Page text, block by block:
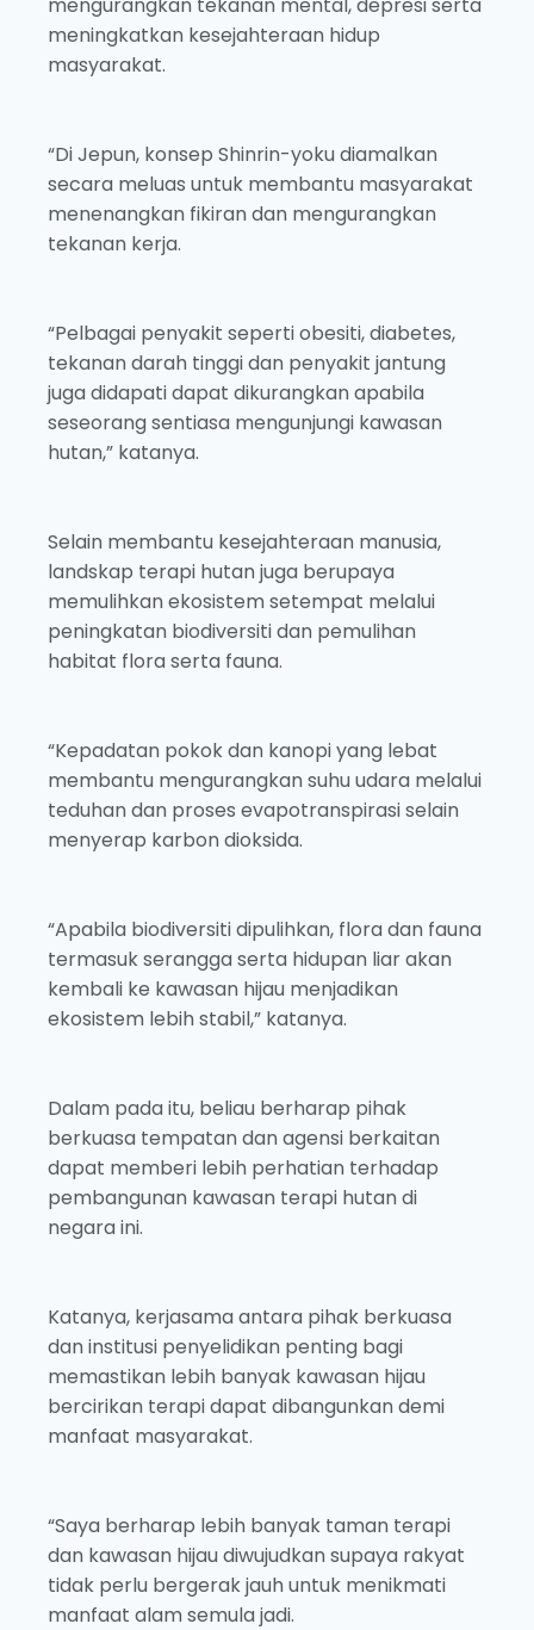
meningkatkan kesejahteraan hidup
masyarakat.
“Di Jepun, konsep Shinrin-yoku diamalkan
secara meluas untuk membantu masyarakat
menenangkan fikiran dan mengurangkan
tekanan kerja.
“Pelbagai penyakit seperti obesiti, diabetes,
tekanan darah tinggi dan penyakit jantung
juga didapati dapat dikurangkan apabila
seseorang sentiasa mengunjungi kawasan
hutan,” katanya.
Selain membantu kesejahteraan manusia,
landskap terapi hutan juga berupaya
memulihkan ekosistem setempat melalui
peningkatan biodiversiti dan pemulihan
habitat flora serta fauna.
“Kepadatan pokok dan kanopi yang lebat
membantu mengurangkan suhu udara melalui
teduhan dan proses evapotranspirasi selain
menyerap karbon dioksida.
“Apabila biodiversiti dipulihkan, flora dan fauna
termasuk serangga serta hidupan liar akan
kembali ke kawasan hijau menjadikan
ekosistem lebih stabil,” katanya.
Dalam pada itu, beliau berharap pihak
berkuasa tempatan dan agensi berkaitan
dapat memberi lebih perhatian terhadap
pembangunan kawasan terapi hutan di
negara ini.
Katanya, kerjasama antara pihak berkuasa
dan institusi penyelidikan penting bagi
memastikan lebih banyak kawasan hijau
bercirikan terapi dapat dibangunkan demi
manfaat masyarakat.
“Saya berharap lebih banyak taman terapi
dan kawasan hijau diwujudkan supaya rakyat
tidak perlu bergerak jauh untuk menikmati
manfaat alam semula jadi.